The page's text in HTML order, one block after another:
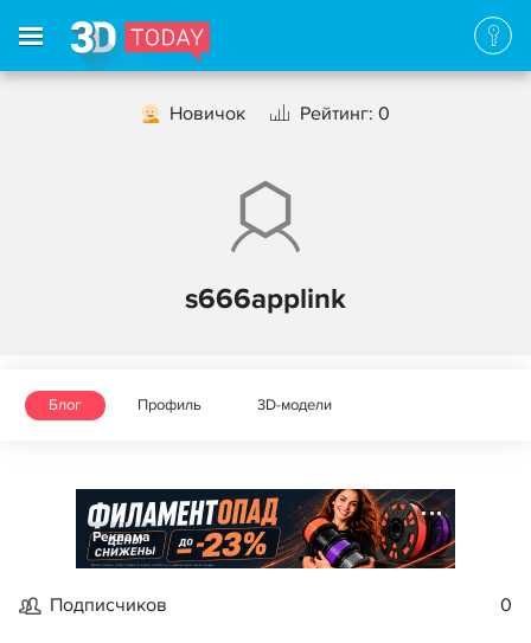
Новичок Рейтинг: 0
s666applink
Блог Профиль 3D-модели
Реклама
Подписчиков 0